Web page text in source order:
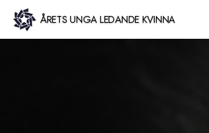
Hoppa
till
ÅRETS UNGA LEDANDE KVINNA